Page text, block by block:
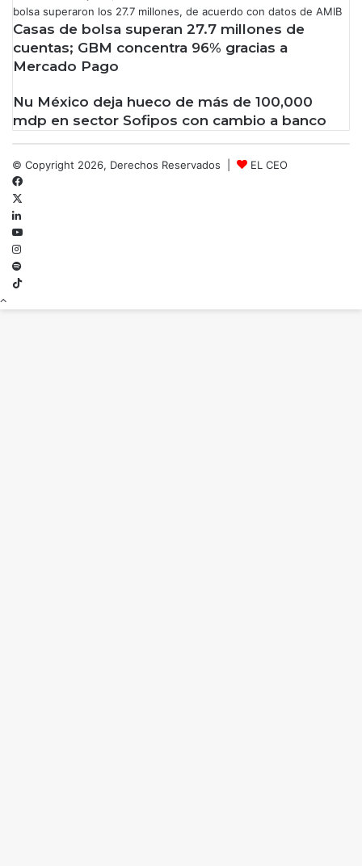
Casas de bolsa superan 27.7 millones de
cuentas; GBM concentra 96% gracias a
Mercado Pago
Nu México deja hueco de más de 100,000
mdp en sector Sofipos con cambio a banco
© Copyright 2026, Derechos Reservados |
EL CEO
Spotify